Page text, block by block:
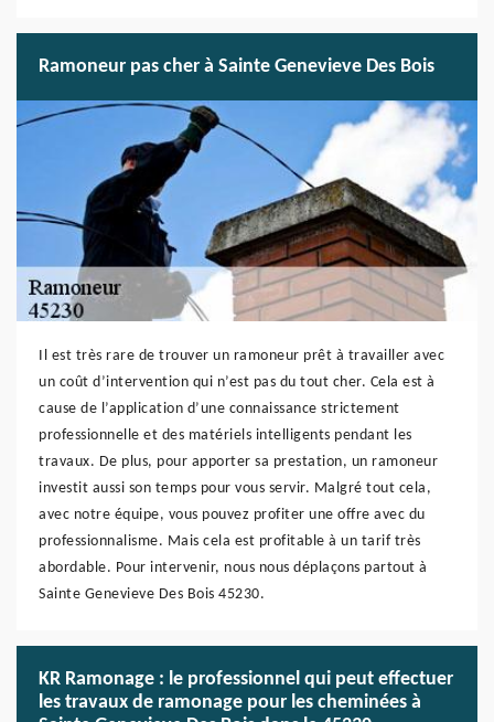
Ramoneur pas cher à Sainte Genevieve Des Bois
Il est très rare de trouver un ramoneur prêt à travailler avec
un coût d’intervention qui n’est pas du tout cher. Cela est à
cause de l’application d’une connaissance strictement
professionnelle et des matériels intelligents pendant les
travaux. De plus, pour apporter sa prestation, un ramoneur
investit aussi son temps pour vous servir. Malgré tout cela,
avec notre équipe, vous pouvez profiter une offre avec du
professionnalisme. Mais cela est profitable à un tarif très
abordable. Pour intervenir, nous nous déplaçons partout à
Sainte Genevieve Des Bois 45230.
KR Ramonage : le professionnel qui peut effectuer
les travaux de ramonage pour les cheminées à